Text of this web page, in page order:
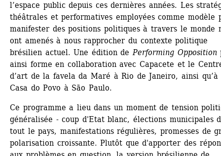
l’espace public depuis ces dernières années. Les
théâtrales et performatives employées comme modèle
manifester des positions politiques à travers le monde
ont amenés à nous rapprocher du contexte politique
brésilien actuel. Une édition de Performing Opposition
ainsi forme en collaboration avec Capacete et le
d’art de la favela da Maré à Rio de Janeiro, ainsi qu’à
Casa do Povo à São Paulo.
Ce programme a lieu dans un moment de tension
généralisée - coup d'Etat blanc, élections municipales
tout le pays, manifestations régulières, promesses de
polarisation croissante. Plutôt que d'apporter des